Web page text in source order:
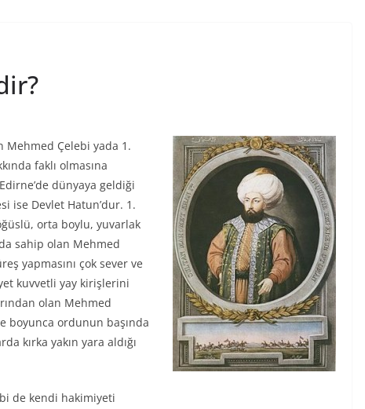
Mehmed Çelebi yada 1.
faklı olmasına
dünyaya geldiği
ise Devlet Hatun’dur. 1.
orta boylu, yuvarlak
sahip olan Mehmed
yapmasını çok sever ve
kuvvetli yay kirişlerini
olan Mehmed
boyunca ordunun başında
kırka yakın yara aldığı
de kendi hakimiyeti